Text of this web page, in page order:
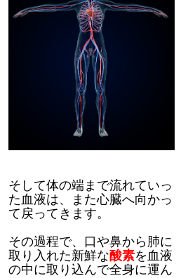
そして体の端まで流れていっ
た血液は、また心臓へ向かっ
て戻ってきます。
その過程で、口や鼻から肺に
取り入れた新鮮な酸素を血液
の中に取り込んで全身に運ん